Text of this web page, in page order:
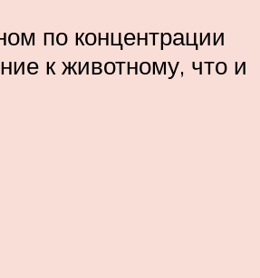
по концентрации
к животному, что и